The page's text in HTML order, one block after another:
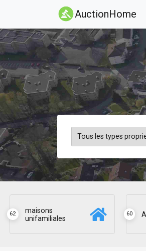
AuctionHome
62
maisons
unifamiliales
60